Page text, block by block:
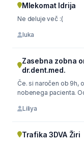
Mlekomat Idrija
Ne deluje več :(
luka
Zasebna zobna
dr.dent.med.
Če. si naročen ob 9h,
nobenega pacienta.
Liliya
Trafika 3DVA Žiri